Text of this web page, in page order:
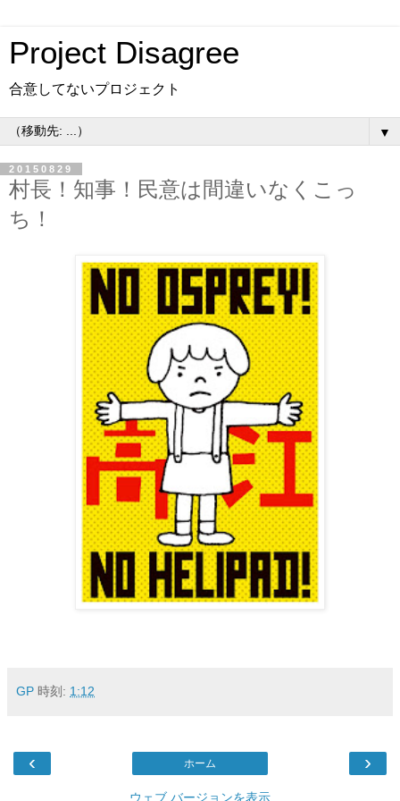
Project Disagree
合意してないプロジェクト
▼
20150829
村長！知事！民意は間違いなくこっ
ち！
GP 時刻: 1:12
‹ ›
ホーム
ウェブ バージョンを表示